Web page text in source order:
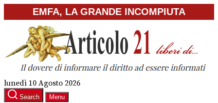
to
content
EMFA, LA GRANDE INCOMPIUTA
lunedì 10 Agosto 2026
Search Menu